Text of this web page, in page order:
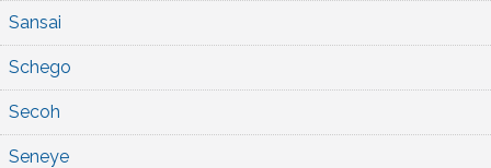
Sansai
Schego
Secoh
Seneye